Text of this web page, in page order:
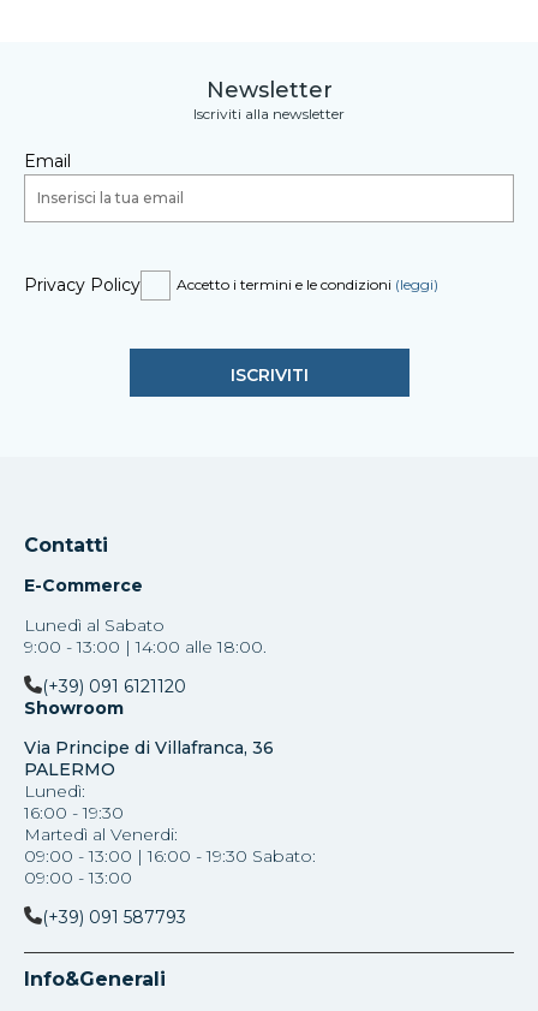
Newsletter
Iscriviti alla newsletter
Email
Privacy Policy Accetto i termini e le condizioni (leggi)
Contatti
E-Commerce
Lunedì al Sabato
9:00 - 13:00 | 14:00 alle 18:00.
(+39) 091 6121120
Showroom
Via Principe di Villafranca, 36
PALERMO
Lunedì:
16:00 - 19:30
Martedì al Venerdi:
09:00 - 13:00 | 16:00 - 19:30 Sabato:
09:00 - 13:00
(+39) 091 587793
Info&Generali